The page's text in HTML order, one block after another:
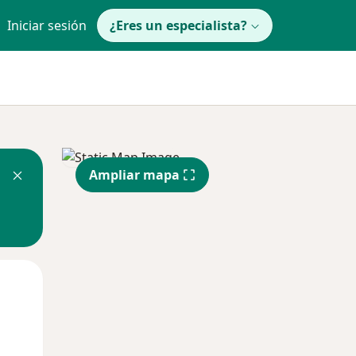
Iniciar sesión ¿Eres un especialista?
Ampliar mapa